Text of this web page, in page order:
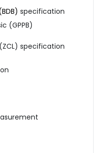
specification
(GPPB)
specification